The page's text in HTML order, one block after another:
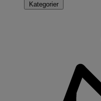
Kategorier